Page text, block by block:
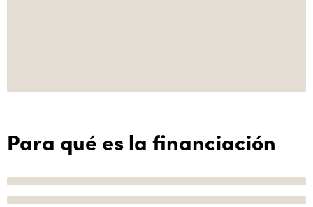
Para qué es la financiación